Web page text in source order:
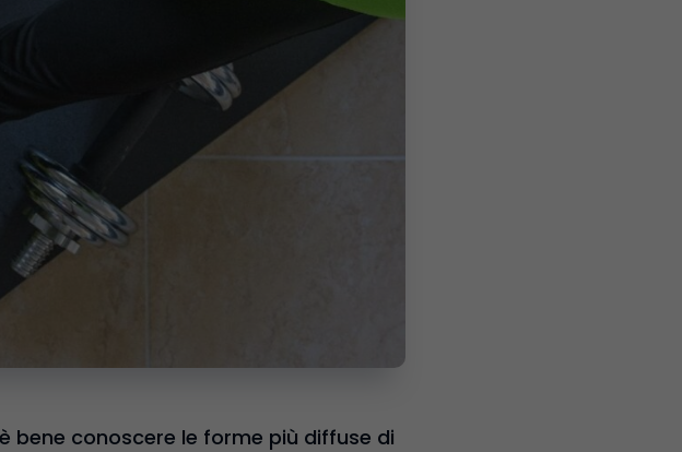
bene conoscere le forme più diffuse di